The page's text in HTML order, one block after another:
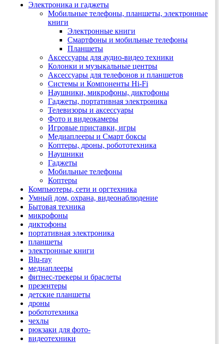
Электроника и гаджеты
Мобильные телефоны, планшеты, электронные
книги
Электронные книги
Смартфоны и мобильные телефоны
Планшеты
Аксессуары для аудио-видео техники
Колонки и музыкальные центры
Аксессуары для телефонов и планшетов
Системы и Компоненты Hi-Fi
Наушники, микрофоны, диктофоны
Гаджеты, портативная электроника
Телевизоры и аксессуары
Фото и видеокамеры
Игровые приставки, игры
Медиаплееры и Смарт боксы
Коптеры, дроны, робототехника
Наушники
Гаджеты
Мобильные телефоны
Коптеры
Компьютеры, сети и оргтехника
Умный дом, охрана, видеонаблюдение
Бытовая техника
микрофоны
диктофоны
портативная электроника
планшеты
электронные книги
Blu-ray
медиаплееры
фитнес-трекеры и браслеты
презентеры
детские планшеты
дроны
робототехника
чехлы
рюкзаки для фото-
видеотехники